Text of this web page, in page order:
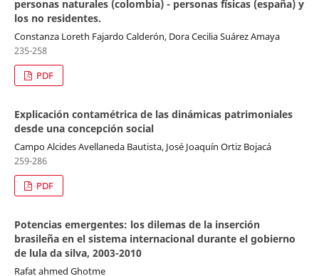
personas naturales (colombia) - personas físicas (españa) y
los no residentes.
Constanza Loreth Fajardo Calderón, Dora Cecilia Suárez Amaya
235-258
PDF
Explicación contamétrica de las dinámicas patrimoniales
desde una concepción social
Campo Alcides Avellaneda Bautista, José Joaquín Ortiz Bojacá
259-286
PDF
Potencias emergentes: los dilemas de la inserción
brasileña en el sistema internacional durante el gobierno
de lula da silva, 2003-2010
Rafat ahmed Ghotme